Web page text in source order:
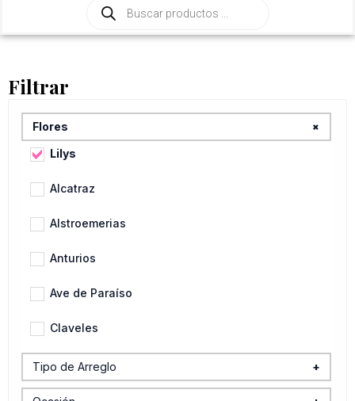
productos
Filtrar
Flores +
Lilys
Alcatraz
Alstroemerias
Anturios
Ave de Paraíso
Claveles
Flores Variadas
Gerberas
Tipo de Arreglo
+
Arreglo para Carro